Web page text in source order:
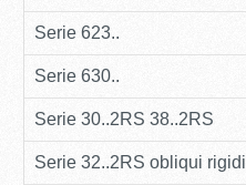
Serie 623..
Serie 630..
Serie 30..2RS 38..2RS
Serie 32..2RS obliqui rigidi